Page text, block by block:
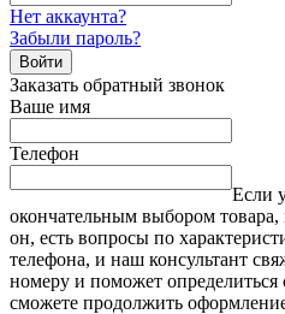
Нет аккаунта?
Забыли пароль?
Войти
Заказать обратный звонок
Ваше имя
Телефон
Если
окончательным выбором
он, есть вопросы по
телефона, и наш консультант
номеру и поможет
сможете продолжить оформление